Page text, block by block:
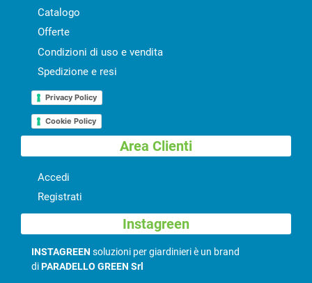
Catalogo
Offerte
Condizioni di uso e vendita
Spedizione e resi
Privacy Policy
Cookie Policy
Area Clienti
Accedi
Registrati
Instagreen
INSTAGREEN soluzioni per giardinieri è un brand
diPARADELLO GREEN Srl